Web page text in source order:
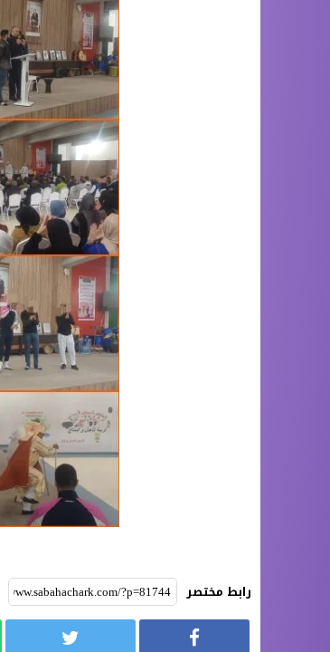
رابط مختصر